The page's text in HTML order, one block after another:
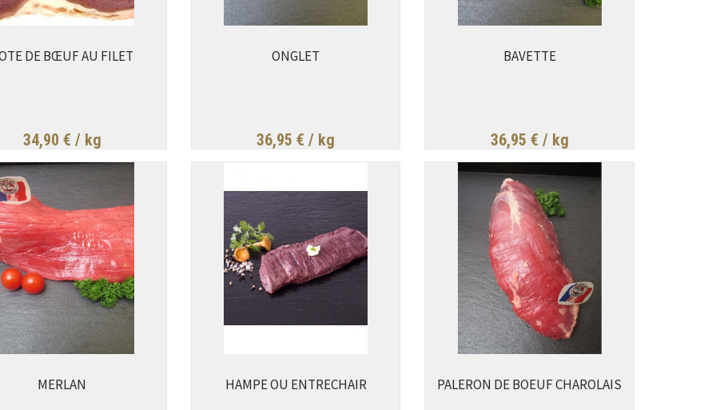
DE BŒUF AU FILET
34,90 € / kg
ONGLET
36,95 € / kg
BAVETTE
36,95 € / kg
MERLAN HAMPE OU ENTRECHAIR PALERON DE BOEUF CHAROLAIS